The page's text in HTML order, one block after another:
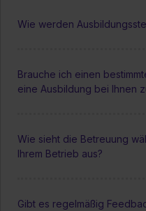
Wie werden
Brauche ich einen
eine Ausbildung bei Ihnen
Wie sieht die Betreuung
Ihrem Betrieb aus?
Gibt es regelmäßig